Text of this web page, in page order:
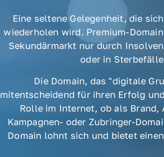
Eine seltene Gelegenheit, die
wiederholen wird. Premium-
Sekundärmarkt nur durch
oder in
Die Domain, das "digitale
mitentscheidend für ihren Erfolg
Rolle im Internet, ob als Brand,
Kampagnen- oder Zubringer-
Domain lohnt sich und bietet